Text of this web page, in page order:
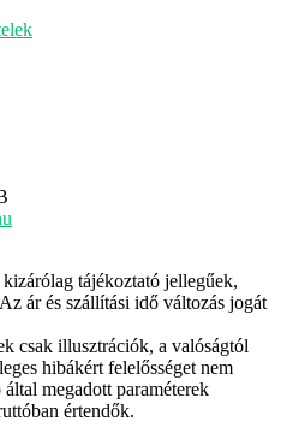
tájékoztató jellegűek,
ár és szállítási idő változás jogát
csak illusztrációk, a valóságtól
hibákért felelősséget nem
megadott paraméterek
értendők.